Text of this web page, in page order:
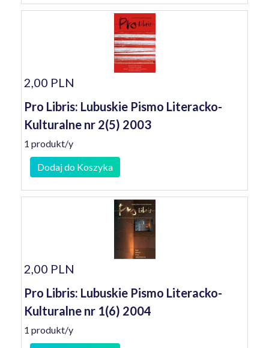
2,00 PLN
Pro Libris: Lubuskie Pismo Literacko-
Kulturalne nr 2(5) 2003
1 produkt/y
Dodaj do Koszyka
2,00 PLN
Pro Libris: Lubuskie Pismo Literacko-
Kulturalne nr 1(6) 2004
1 produkt/y